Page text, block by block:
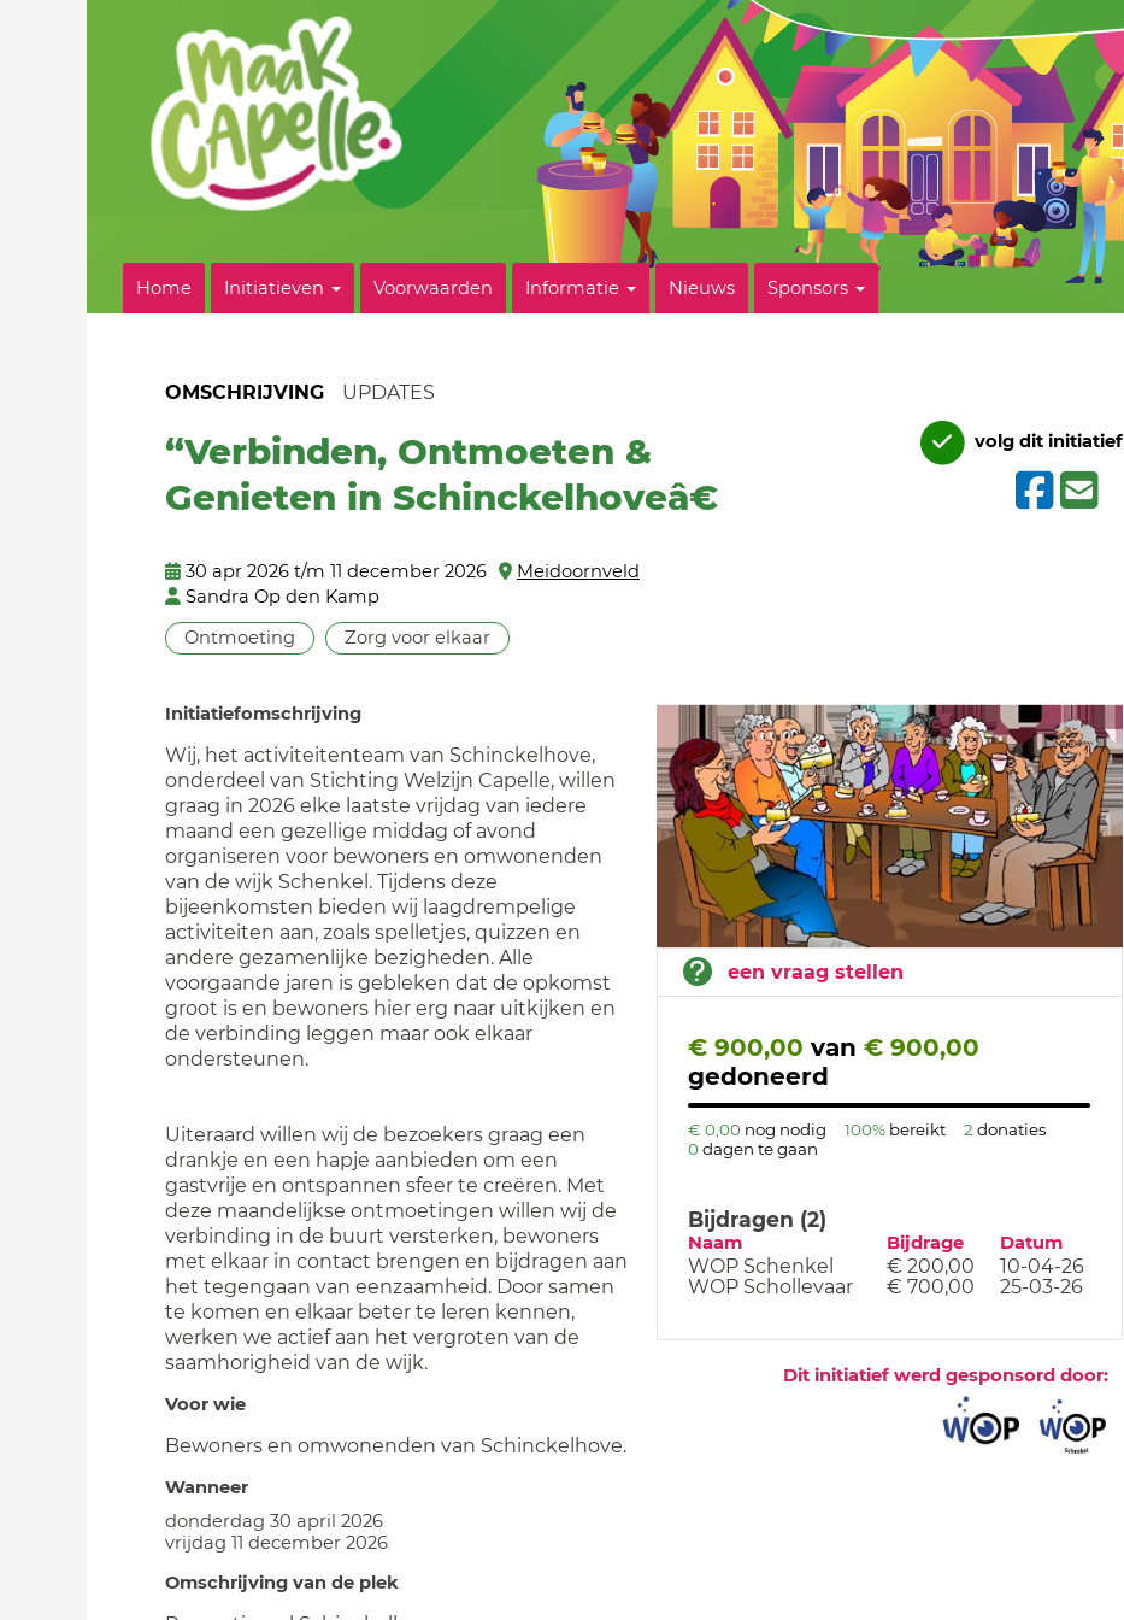
Home Initiatieven Voorwaarden Informatie Nieuws Sponsors
OMSCHRIJVING UPDATES
“Verbinden, Ontmoeten &
Genieten in Schinckelhoveâ€
30 apr 2026 t/m 11 december 2026
Meidoornveld
Sandra Op den Kamp
Ontmoeting
Zorg voor elkaar
volg dit initiatief
een vraag stellen
€ 900,00 van € 900,00
gedoneerd
€ 0,00 nog nodig 100% bereikt 2 donaties
0 dagen te gaan
Bijdragen (2)
Naam Bijdrage Datum
WOP Schenkel € 200,00
10-04-26
WOP Schollevaar
€ 700,00 25-03-26
Dit initiatief werd gesponsord door:
Initiatiefomschrijving
Wij, het activiteitenteam van Schinckelhove,
onderdeel van Stichting Welzijn Capelle, willen
graag in 2026 elke laatste vrijdag van iedere
maand een gezellige middag of avond
organiseren voor bewoners en omwonenden
van de wijk Schenkel. Tijdens deze
bijeenkomsten bieden wij laagdrempelige
activiteiten aan, zoals spelletjes, quizzen en
andere gezamenlijke bezigheden. Alle
voorgaande jaren is gebleken dat de opkomst
groot is en bewoners hier erg naar uitkijken en
de verbinding leggen maar ook elkaar
ondersteunen.
Uiteraard willen wij de bezoekers graag een
drankje en een hapje aanbieden om een
gastvrije en ontspannen sfeer te creëren. Met
deze maandelijkse ontmoetingen willen wij de
verbinding in de buurt versterken, bewoners
met elkaar in contact brengen en bijdragen aan
het tegengaan van eenzaamheid. Door samen
te komen en elkaar beter te leren kennen,
werken we actief aan het vergroten van de
saamhorigheid van de wijk.
Voor wie
Bewoners en omwonenden van Schinckelhove.
Wanneer
donderdag 30 april 2026
vrijdag 11 december 2026
Omschrijving van de plek